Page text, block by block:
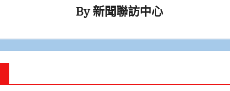
By新聞聯訪中心